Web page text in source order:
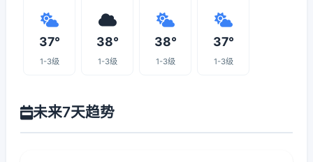
37°
1-3级
38°
1-3级
38°
1-3级
37°
1-3级
未来7天趋势